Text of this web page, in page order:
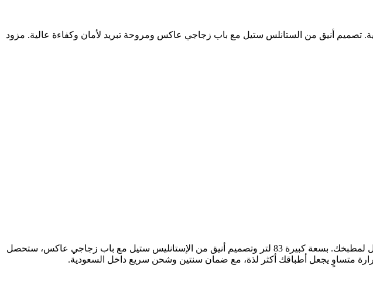
الكبيرة 83 لتر و5 وظائف طهي متطورة لنتائج مثالية. تصميم أنيق من الستانلس ستيل مع باب زجاجي عاكس ومروحة تبريد لأمان وكفاءة عالية. مزود
إذا كنت تبحث عن فرن البا مقاس ٩٠​ يجمع بين الجودة الإيطالية والتقنيات الحديثة، فهذا الموديل هو الخيار الأمثل لمطبخك. بسعة كبيرة 83 لتر وتصميم أنيق من الإستانليس ستيل مع باب زجاجي عاكس، ستحصل
متساوٍ يجعل أطباقك أكثر لذة، مع ضمان سنتين وشحن سريع داخل السعودية.